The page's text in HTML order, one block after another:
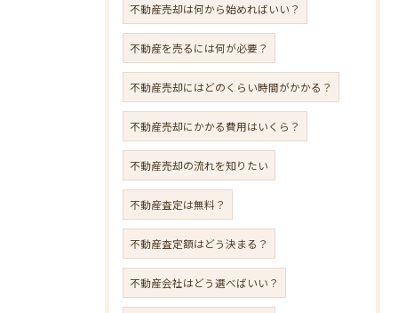
不動産売却は何から始めればいい？
不動産を売るには何が必要？
不動産売却にはどのくらい時間がかかる？
不動産売却にかかる費用はいくら？
不動産売却の流れを知りたい
不動産査定は無料？
不動産査定額はどう決まる？
不動産会社はどう選べばいい？